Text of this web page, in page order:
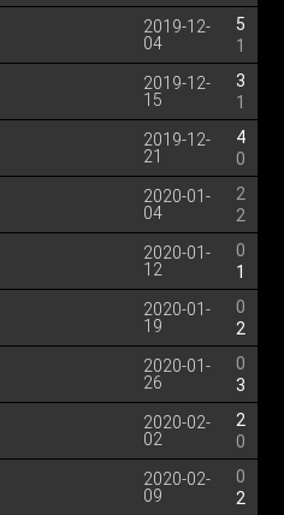
2019-12-
04
5
1
2019-12-
15
3
1
2019-12-
21
4
0
2020-01-
04
2
2
2020-01-
12
0
1
2020-01-
19
0
2
2020-01-
26
0
3
2020-02-
02
2
0
2020-02-
09
0
2